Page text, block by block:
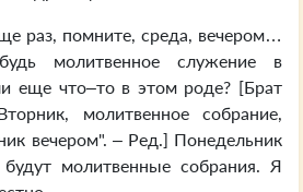
раз, помните, среда, вечером…
молитвенное служение в
еще что–то в этом роде? [Брат
молитвенное собрание,
вечером". – Ред.] Понедельник
молитвенные собрания. Я